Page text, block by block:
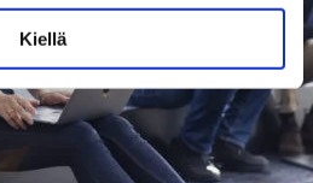
Kiellä